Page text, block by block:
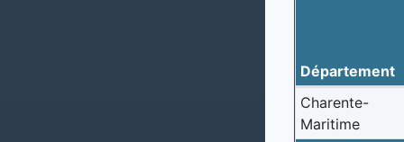
Département
Charente-
Maritime